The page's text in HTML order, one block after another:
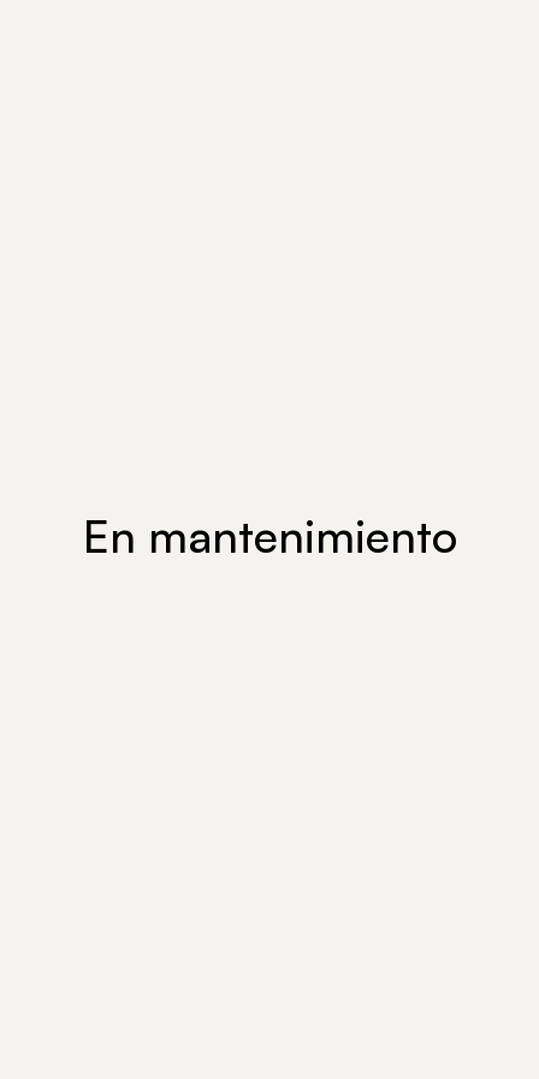
En mantenimiento